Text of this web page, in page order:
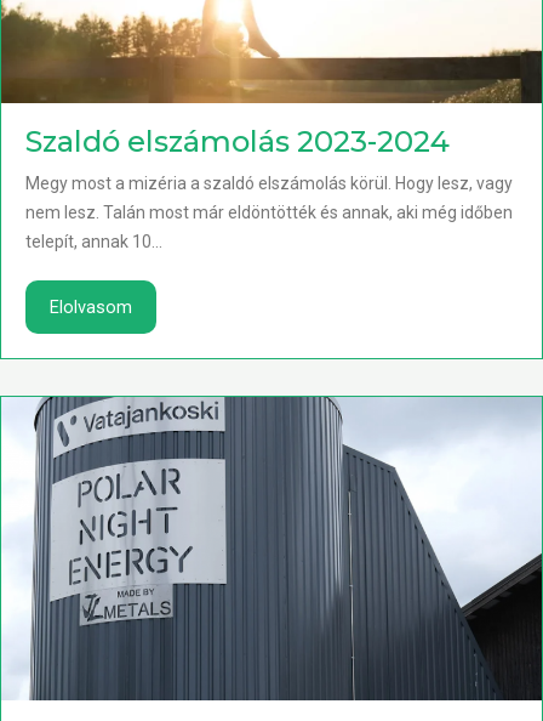
Szaldó elszámolás 2023-2024
Megy most a mizéria a szaldó elszámolás körül. Hogy lesz, vagy
nem lesz. Talán most már eldöntötték és annak, aki még időben
telepít, annak 10...
Elolvasom